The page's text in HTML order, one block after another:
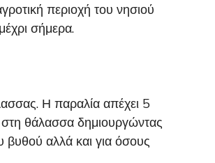
περιοχή του νησιού
σήμερα.
Η παραλία απέχει 5
στη θάλασσα δημιουργώντας
βυθού αλλά και για όσους